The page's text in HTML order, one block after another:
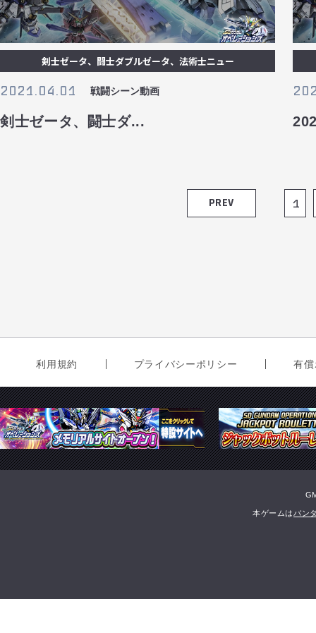
剣士ゼータ、闘士ダブルゼータ、法術士ニュー
2021.04.01 戦闘シーン動画
剣士ゼータ、闘士ダ...
PREV 1
利用規約 プライバシーポリシー 有
本ゲームは バン